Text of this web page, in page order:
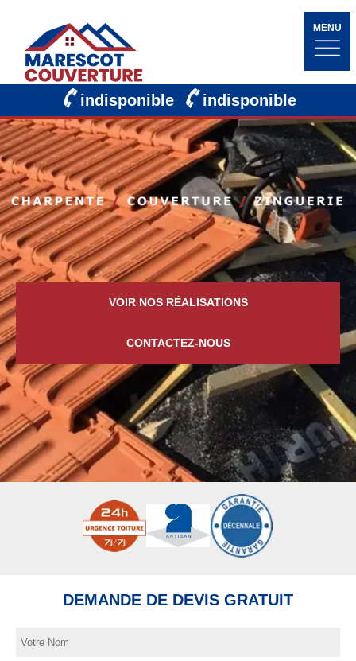
MENU
indisponible indisponible
VOIR NOS RÉALISATIONS
CONTACTEZ-NOUS
DEMANDE DE DEVIS GRATUIT